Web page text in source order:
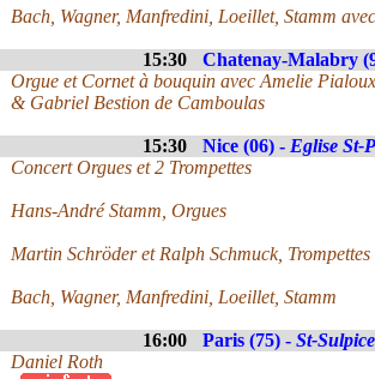
Bach, Wagner, Manfredini, Loeillet, Stamm
15:30 Chatenay-Malabry
Orgue et Cornet à bouquin avec Amelie Pialoux
& Gabriel Bestion de Camboulas
15:30 Nice (06) - Eglise St-
Concert Orgues et 2 Trompettes
Hans-André Stamm, Orgues
Martin Schröder et Ralph Schmuck, Trompettes
Bach, Wagner, Manfredini, Loeillet, Stamm
16:00 Paris (75) - St-Sulpice
Daniel Roth